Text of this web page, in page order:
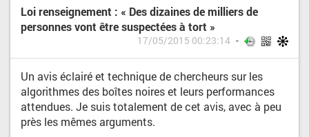
Loi renseignement : « Des dizaines de milliers de
personnes vont être suspectées à tort »
17/05/2015 00:23:14
Un avis éclairé et technique de chercheurs sur les
algorithmes des boîtes noires et leurs performances
attendues. Je suis totalement de cet avis, avec à peu
près les mêmes arguments.